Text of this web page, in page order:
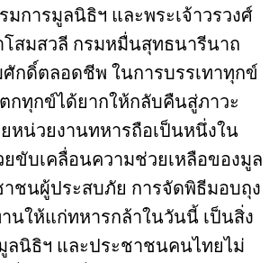
มการมูลนิธิฯ และพระเจ้าวรวงศ์
โสมสวลี กรมหมื่นสุทธนารีนาถ
กดิ์ตลอดชีพ ในการบรรเทาทุกข์
กทุกข์ได้ยากให้กลับคืนสู่ภาวะ
หน่วยงานทหารถือเป็นหนึ่งใน
ขับเคลื่อนความช่วยเหลือของมูล
าชนผู้ประสบภัย การจัดพิธีมอบถุง
นให้แก่ทหารกล้าในวันนี้ เป็นสิ่ง
ลนิธิฯ และประชาชนคนไทยไม่